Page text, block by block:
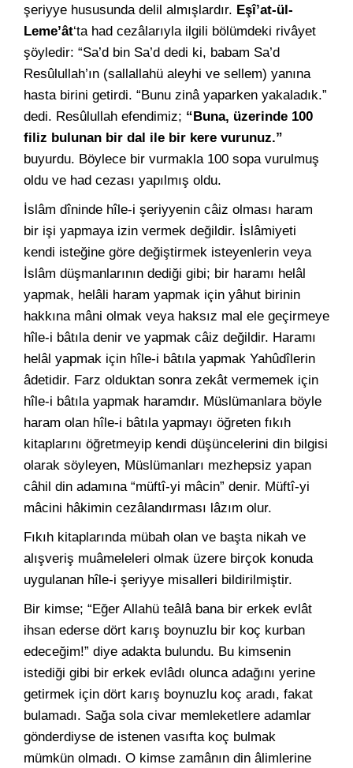
şeriyye hususunda delil almışlardır. Eşî’at-ül-
Leme’ât‘ta had cezâlarıyla ilgili bölümdeki rivâyet
şöyledir: “Sa’d bin Sa’d dedi ki, babam Sa’d
Resûlullah’ın (sallallahü aleyhi ve sellem) yanına
hasta birini getirdi. “Bunu zinâ yaparken yakaladık.”
dedi. Resûlullah efendimiz; “Buna, üzerinde 100
filiz bulunan bir dal ile bir kere vurunuz.”
buyurdu. Böylece bir vurmakla 100 sopa vurulmuş
oldu ve had cezası yapılmış oldu.
İslâm dîninde hîle-i şeriyyenin câiz olması haram
bir işi yapmaya izin vermek değildir. İslâmiyeti
kendi isteğine göre değiştirmek isteyenlerin veya
İslâm düşmanlarının dediği gibi; bir haramı helâl
yapmak, helâli haram yapmak için yâhut birinin
hakkına mâni olmak veya haksız mal ele geçirmeye
hîle-i bâtıla denir ve yapmak câiz değildir. Haramı
helâl yapmak için hîle-i bâtıla yapmak Yahûdîlerin
âdetidir. Farz olduktan sonra zekât vermemek için
hîle-i bâtıla yapmak haramdır. Müslümanlara böyle
haram olan hîle-i bâtıla yapmayı öğreten fıkıh
kitaplarını öğretmeyip kendi düşüncelerini din bilgisi
olarak söyleyen, Müslümanları mezhepsiz yapan
câhil din adamına “müftî-yi mâcin” denir. Müftî-yi
mâcini hâkimin cezâlandırması lâzım olur.
Fıkıh kitaplarında mübah olan ve başta nikah ve
alışveriş muâmeleleri olmak üzere birçok konuda
uygulanan hîle-i şeriyye misalleri bildirilmiştir.
Bir kimse; “Eğer Allahü teâlâ bana bir erkek evlât
ihsan ederse dört karış boynuzlu bir koç kurban
edeceğim!” diye adakta bulundu. Bu kimsenin
istediği gibi bir erkek evlâdı olunca adağını yerine
getirmek için dört karış boynuzlu koç aradı, fakat
bulamadı. Sağa sola civar memleketlere adamlar
gönderdiyse de istenen vasıfta koç bulmak
mümkün olmadı. O kimse zamânın din âlimlerine